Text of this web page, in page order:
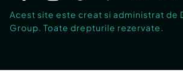
Acest site este creat si administrat de
Group. Toate drepturile rezervate.